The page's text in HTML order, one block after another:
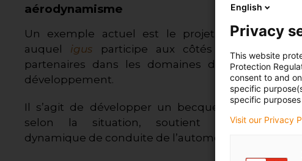
aérodynamisme
Un exemple actuel est le projet collaboratif
auquel igus
participe aux côtés de différents
partenaires dans les domaines de la
développement.
Il s’agit de développer un becquet arrière
selon la situation, soutient
dynamique de conduite de l’automobile avec
English
Privacy
This website
Protection
consent to and
specific
specific
Visit our Privacy